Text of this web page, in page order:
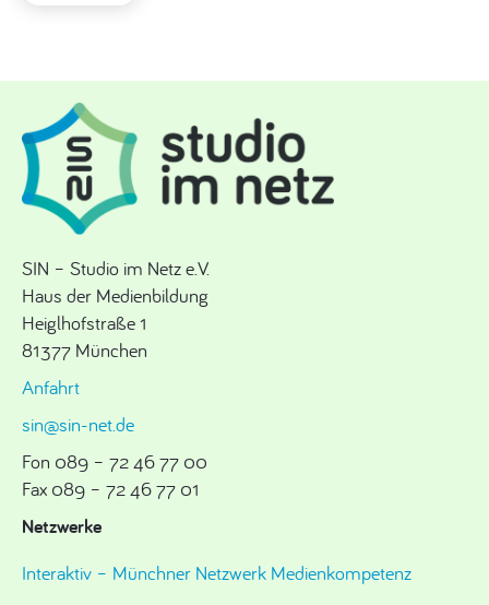
SIN – Studio im Netz e.V.
Haus der Medienbildung
Heiglhofstraße 1
81377 München
Anfahrt
sin@sin-net.de
Fon 089 – 72 46 77 00
Fax 089 – 72 46 77 01
Netzwerke
Interaktiv – Münchner Netzwerk Medienkompetenz